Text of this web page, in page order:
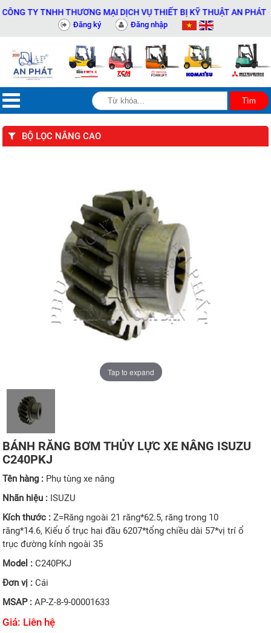
TY TNHH THƯƠNG MẠI DỊCH VỤ THIẾT BỊ KỸ THUẬT AN PHÁT -
Đăng ký Đăng nhập
BỘ LỌC NÂNG CAO
Tap to expand
BÁNH RĂNG BƠM THỦY LỰC XE NÂNG ISUZU
C240PKJ
Tên hàng : Phụ tùng xe nâng
Nhãn hiệu : ISUZU
Kích thước :Z=Răng ngoài 21 răng*62.5, răng trong 10
răng*14.6, Kiểu ổ trục hai đầu 6207*tổng chiều dài 57*vị trí ổ
trục đường kính ngoài 35
Model :C240PKJ
Đơn vị :Cái
MSAP :AP-Z-8-9-00001633
Giá: Liên hệ